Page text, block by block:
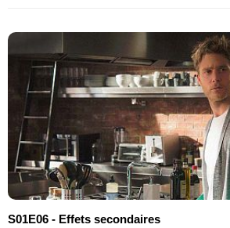
S01E06 - Effets secondaires